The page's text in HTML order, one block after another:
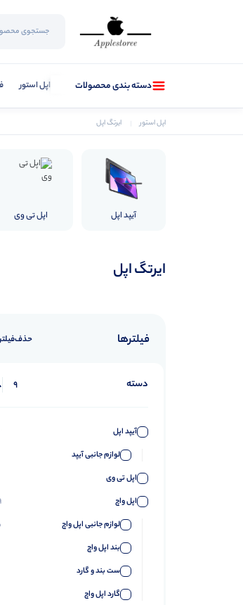
دسته بندی محصولات اپل استور
اپل استور ایرتگ اپل
آیپد اپل اپل تی وی
ایرتگ اپل
فیلترها
دسته 9
آیپد اپل
لوازم جانبی آیپد
اپل تی وی
اپل واچ
لوازم جانبی اپل واچ
بند اپل واچ
ست بند و گارد
گارد اپل واچ